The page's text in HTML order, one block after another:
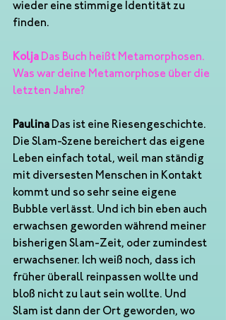
wieder eine stimmige Identität zu
finden.
Kolja Das Buch heißt Metamorphosen.
Was war deine Metamorphose über die
letzten Jahre?
Paulina Das ist eine Riesengeschichte.
Die Slam-Szene bereichert das eigene
Leben einfach total, weil man ständig
mit diversesten Menschen in Kontakt
kommt und so sehr seine eigene
Bubble verlässt. Und ich bin eben auch
erwachsen geworden während meiner
bisherigen Slam-Zeit, oder zumindest
erwachsener. Ich weiß noch, dass ich
früher überall reinpassen wollte und
bloß nicht zu laut sein wollte. Und
Slam ist dann der Ort geworden, wo